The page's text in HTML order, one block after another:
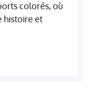
colorés, où
histoire et